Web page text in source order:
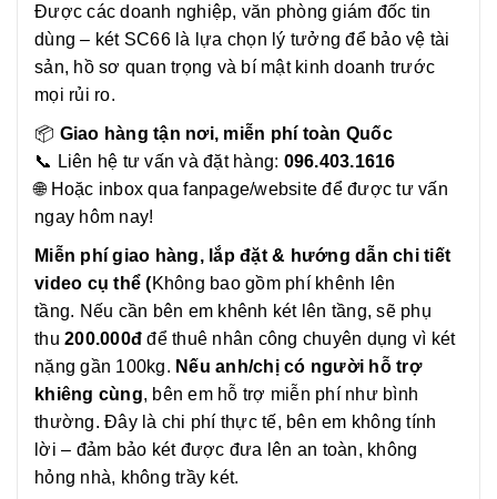
Được các doanh nghiệp, văn phòng giám đốc tin
dùng – két SC66 là lựa chọn lý tưởng để bảo vệ tài
sản, hồ sơ quan trọng và bí mật kinh doanh trước
mọi rủi ro.
📦 Giao hàng tận nơi, miễn phí toàn Quốc
📞 Liên hệ tư vấn và đặt hàng: 096.403.1616
🌐 Hoặc inbox qua fanpage/website để được tư vấn
ngay hôm nay!
Miễn phí giao hàng, lắp đặt & hướng dẫn chi tiết
video cụ thể (Không bao gồm phí khênh lên
tầng. Nếu cần bên em khênh két lên tầng, sẽ phụ
thu 200.000đ để thuê nhân công chuyên dụng vì két
nặng gần 100kg. Nếu anh/chị có người hỗ trợ
khiêng cùng, bên em hỗ trợ miễn phí như bình
thường. Đây là chi phí thực tế, bên em không tính
lời – đảm bảo két được đưa lên an toàn, không
hỏng nhà, không trầy két.